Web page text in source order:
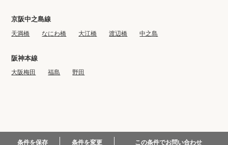
条件を保存 条件を変更 この条件でお問い合わせ
京阪中之島線
天満橋 なにわ橋 大江橋 渡辺橋 中之島
阪神本線
大阪梅田 福島 野田
© 2022-2023 BIG CO., LTD.